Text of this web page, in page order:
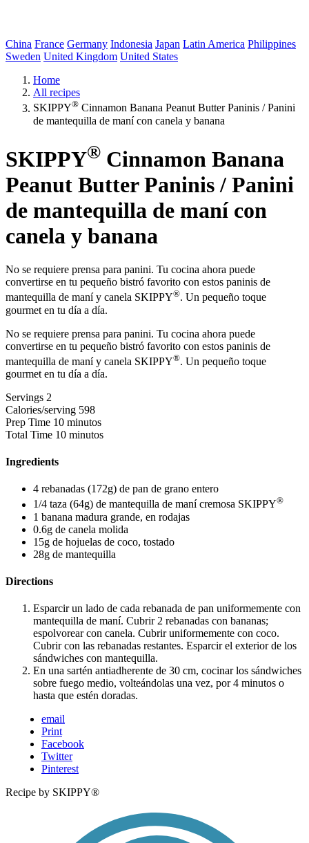
China France Germany Indonesia Japan Latin America Philippines
Sweden United Kingdom United States
Home
All recipes
SKIPPY® Cinnamon Banana Peanut Butter Paninis / Panini
de mantequilla de maní con canela y banana
SKIPPY® Cinnamon Banana
Peanut Butter Paninis / Panini
de mantequilla de maní con
canela y banana
No se requiere prensa para panini. Tu cocina ahora puede
convertirse en tu pequeño bistró favorito con estos paninis de
mantequilla de maní y canela SKIPPY®. Un pequeño toque
gourmet en tu día a día.
No se requiere prensa para panini. Tu cocina ahora puede
convertirse en tu pequeño bistró favorito con estos paninis de
mantequilla de maní y canela SKIPPY®. Un pequeño toque
gourmet en tu día a día.
Servings 2
Calories/serving 598
Prep Time 10 minutos
Total Time 10 minutos
Ingredients
4 rebanadas (172g) de pan de grano entero
1/4 taza (64g) de mantequilla de maní cremosa SKIPPY®
1 banana madura grande, en rodajas
0.6g de canela molida
15g de hojuelas de coco, tostado
28g de mantequilla
Directions
Esparcir un lado de cada rebanada de pan uniformemente con
mantequilla de maní. Cubrir 2 rebanadas con bananas;
espolvorear con canela. Cubrir uniformemente con coco.
Cubrir con las rebanadas restantes. Esparcir el exterior de los
sándwiches con mantequilla.
En una sartén antiadherente de 30 cm, cocinar los sándwiches
sobre fuego medio, volteándolas una vez, por 4 minutos o
hasta que estén doradas.
email
Print
Facebook
Twitter
Pinterest
Recipe by SKIPPY®